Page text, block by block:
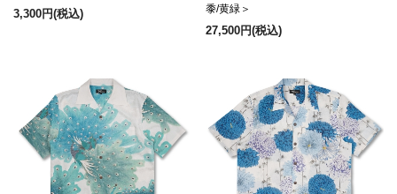
3,300円(税込)
黍/黄緑＞
27,500円(税込)